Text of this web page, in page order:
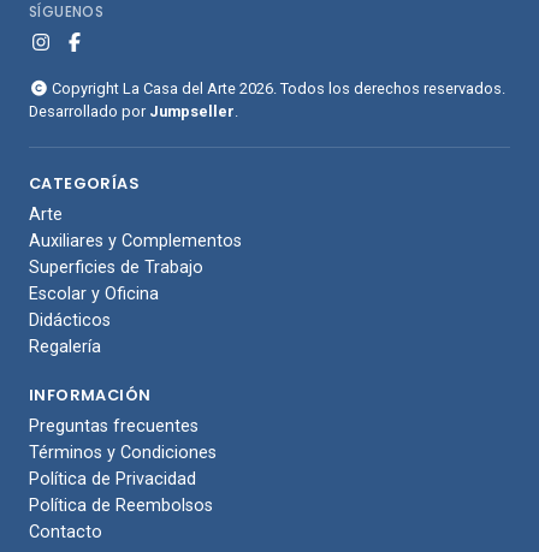
SÍGUENOS
Copyright La Casa del Arte 2026. Todos los derechos reservados.
Desarrollado por Jumpseller
CATEGORÍAS
Arte
Auxiliares y Complementos
Superficies de Trabajo
Escolar y Oficina
Didácticos
Regalería
INFORMACIÓN
Preguntas frecuentes
Términos y Condiciones
Política de Privacidad
Política de Reembolsos
Contacto